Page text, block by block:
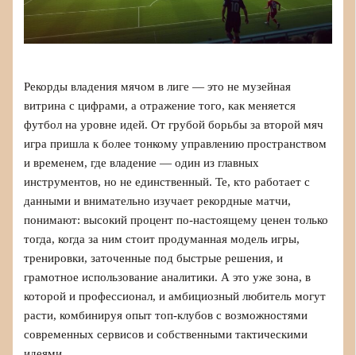
Рекорды владения мячом в лиге — это не музейная
витрина с цифрами, а отражение того, как меняется
футбол на уровне идей. От грубой борьбы за второй мяч
игра пришла к более тонкому управлению пространством
и временем, где владение — один из главных
инструментов, но не единственный. Те, кто работает с
данными и внимательно изучает рекордные матчи,
понимают: высокий процент по-настоящему ценен только
тогда, когда за ним стоит продуманная модель игры,
тренировки, заточенные под быстрые решения, и
грамотное использование аналитики. А это уже зона, в
которой и профессионал, и амбициозный любитель могут
расти, комбинируя опыт топ‑клубов с возможностями
современных сервисов и собственными тактическими